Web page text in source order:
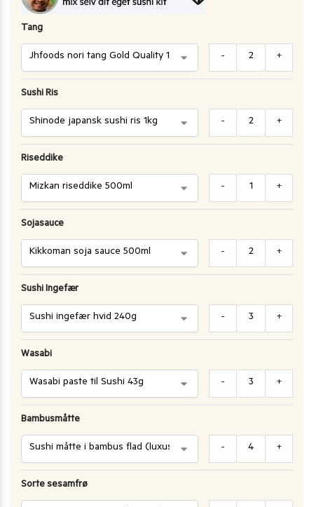
Tang
- +
Sushi Ris
- +
Riseddike
- +
Sojasauce
- +
Sushi Ingefær
- +
Wasabi
- +
Bambusmåtte
- +
Sorte sesamfrø